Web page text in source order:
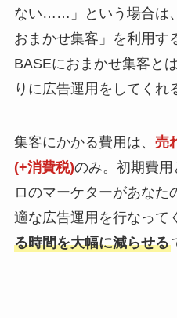
ない……」という場合は
おまかせ集客」を利用す
BASEにおまかせ集客と
りに広告運用をしてくれ
集客にかかる費用は、 売
(+消費税)のみ。初期費
ロのマーケターがあなた
適な広告運用を行なって
る時間を大幅に減らせる